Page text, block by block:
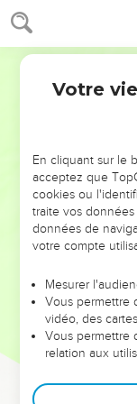
NE
ET SI LEURS
leur foi ou leur
et les saisons
Dans cette
clés pour avancer
Votre
En cliquant sur le
acceptez que
cookies ou
traite vos
données de
votre compte
Mesurer
Vous permettre
vidéo, des
Vous permettre
relation aux